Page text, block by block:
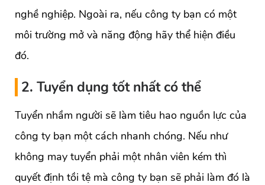
nghề nghiệp. Ngoài ra, nếu công ty bạn có một
môi trường mở và năng động hãy thể hiện điều
đó.
2. Tuyển dụng tốt nhất có thể
Tuyển nhầm người sẽ làm tiêu hao nguồn lực của
công ty bạn một cách nhanh chóng. Nếu như
không may tuyển phải một nhân viên kém thì
quyết định tồi tệ mà công ty bạn sẽ phải làm đó là